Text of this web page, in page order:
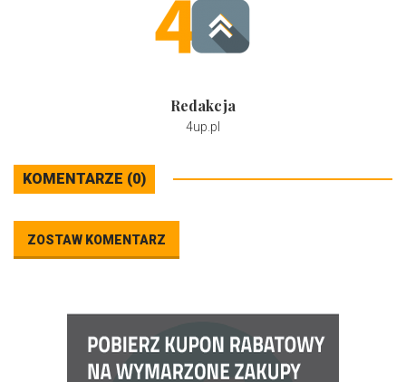
Redakcja
4up.pl
KOMENTARZE (0)
ZOSTAW KOMENTARZ